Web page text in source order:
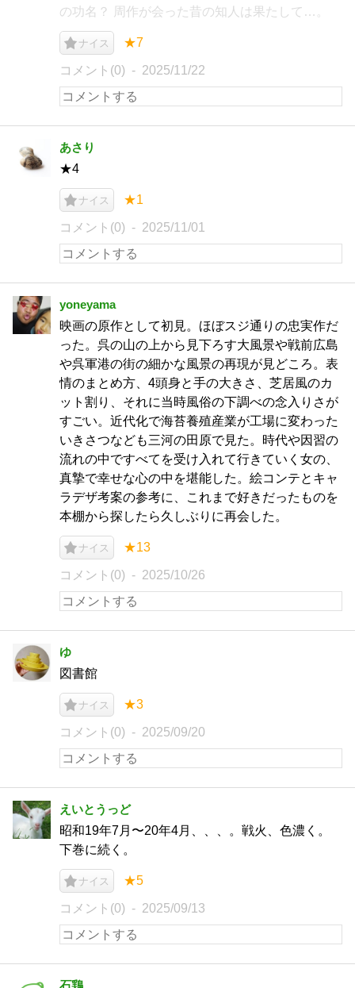
の功名？ 周作が会った昔の知人は果たして…。
ナイス ★7
コメント(0) 2025/11/22
あさり
★4
ナイス ★1
コメント(0) 2025/11/01
yoneyama
映画の原作として初見。ほぼスジ通りの忠実作だ
った。呉の山の上から見下ろす大風景や戦前広島
や呉軍港の街の細かな風景の再現が見どころ。表
情のまとめ方、4頭身と手の大きさ、芝居風のカ
ット割り、それに当時風俗の下調べの念入りさが
すごい。近代化で海苔養殖産業が工場に変わった
いきさつなども三河の田原で見た。時代や因習の
流れの中ですべてを受け入れて行きていく女の、
真摯で幸せな心の中を堪能した。絵コンテとキャ
ラデザ考案の参考に、これまで好きだったものを
本棚から探したら久しぶりに再会した。
ナイス ★13
コメント(0) 2025/10/26
ゆ
図書館
ナイス ★3
コメント(0) 2025/09/20
えいとうっど
昭和19年7月〜20年4月、、、。戦火、色濃く。
下巻に続く。
ナイス ★5
コメント(0) 2025/09/13
石鶏